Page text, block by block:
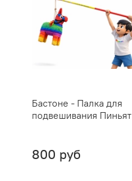
Бастоне - Палка для
подвешивания Пиньят
800 руб